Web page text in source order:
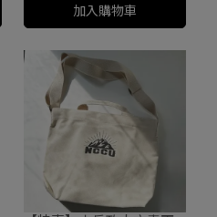
加入購物車